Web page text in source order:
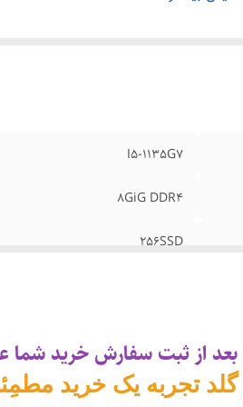
I5-1135G7
8GiG DDR4
256SSD
INTEL IRIS XE
بعد از ثبت سفارش خرید
تجربه یک خرید